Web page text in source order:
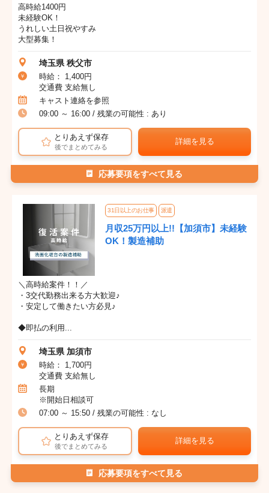
高時給1400円
未経験OK！
うれしい土日祝やすみ
大型募集！
埼玉県 秩父市
時給： 1,400円
交通費 支給無し
キャスト連絡を参照
09:00 ～ 16:00 / 残業の可能性 : あり
とりあえず保存
後でまとめてみる
詳細を見る
応募要項をすべて見る
31日以上のお仕事 派遣
月収25万円以上!!【加須市】未経験
OK！製造補助
＼高時給案件！！／
・3交代勤務出来る方大歓迎♪
・安定して働きたい方必見♪
◆即払の利用...
埼玉県 加須市
時給： 1,700円
交通費 支給無し
長期
※開始日相談可
07:00 ～ 15:50 / 残業の可能性 : なし
とりあえず保存
後でまとめてみる
詳細を見る
応募要項をすべて見る